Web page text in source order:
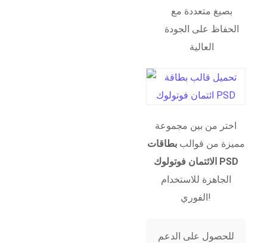
بصيغ متعددة مع
الحفاظ على الجودة
العالية
اختر من بين مجموعة
مميزة من قوالببطاقات
الائتمان فوتولوك PSD
الجاهزة للاستخدام
الفوري!
للحصول على الدعم